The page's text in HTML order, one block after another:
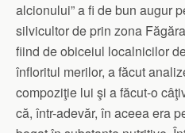
alcionului” a fi de bun augur
silvicultor de prin zona
fiind de obiceiul localnicilor
înfloritul merilor, a făcut
compoziţie lui şi a făcut-o
că, într-adevăr, în aceea era